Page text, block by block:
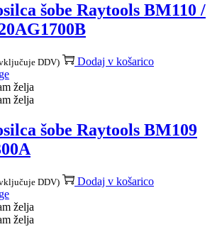
šobe Raytools BM110 /
DDV) Dodaj v košarico
želja
želja
šobe Raytools BM109
DDV) Dodaj v košarico
želja
želja